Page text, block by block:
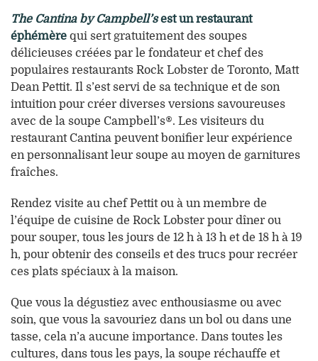
Facebook
nouvelle
fenêtre)
Twitter
nouvelle
fenêtre)
Pinterest
nouvelle
fenêtre)
Google+
nouvelle
fenêtre)
Email
fenêtre)
The Cantina by Campbell’sest un restaurant
éphémère qui sert gratuitement des soupes
délicieuses créées par le fondateur et chef des
populaires restaurants Rock Lobster de Toronto, Matt
Dean Pettit. Il s’est servi de sa technique et de son
intuition pour créer diverses versions savoureuses
avec de la soupe Campbell’s®. Les visiteurs du
restaurant Cantina peuvent bonifier leur expérience
en personnalisant leur soupe au moyen de garnitures
fraîches.
Rendez visite au chef Pettit ou à un membre de
l’équipe de cuisine de Rock Lobster pour dîner ou
pour souper, tous les jours de 12 h à 13 h et de 18 h à 19
h, pour obtenir des conseils et des trucs pour recréer
ces plats spéciaux à la maison.
Que vous la dégustiez avec enthousiasme ou avec
soin, que vous la savouriez dans un bol ou dans une
tasse, cela n’a aucune importance. Dans toutes les
cultures, dans tous les pays, la soupe réchauffe et